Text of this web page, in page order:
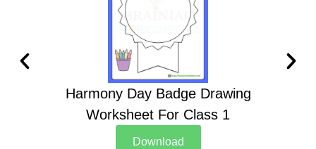
Harmony Day Badge Drawing
Worksheet For Class 1
Download